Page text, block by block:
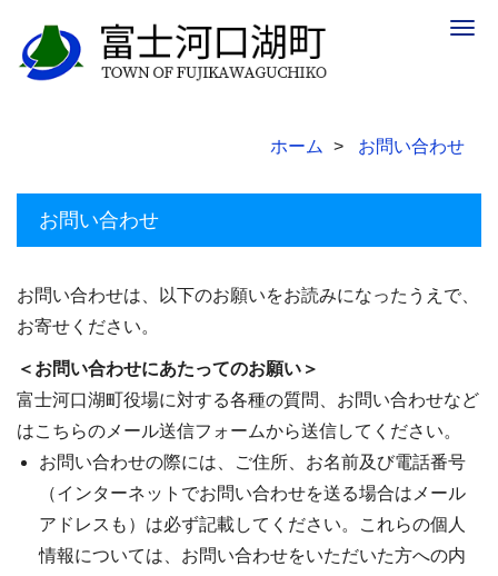
ホーム お問い合わせ
お問い合わせ
お問い合わせは、以下のお願いをお読みになったうえで、
お寄せください。
＜お問い合わせにあたってのお願い＞
富士河口湖町役場に対する各種の質問、お問い合わせなど
はこちらのメール送信フォームから送信してください。
お問い合わせの際には、ご住所、お名前及び電話番号
（インターネットでお問い合わせを送る場合はメール
アドレスも）は必ず記載してください。これらの個人
情報については、お問い合わせをいただいた方への内